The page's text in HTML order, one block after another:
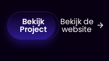
Bekijk
Project
Bekijk de
website